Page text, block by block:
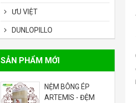
ƯU VIỆT
DUNLOPILLO
SẢN PHẨM MỚI
NỆM CAO SU BÔNG
ÉP KIM CƯƠNG